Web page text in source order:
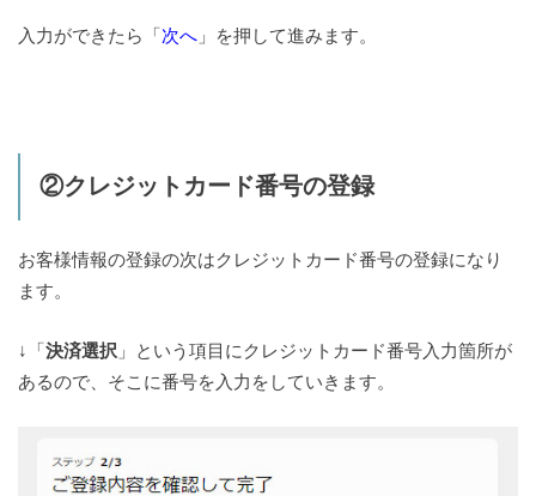
入力ができたら「次へ 」を押して進みます。
②クレジットカード番号の登録
お客様情報の登録の次はクレジットカード番号の登録になり
ます。
↓「決済選択 」という項目にクレジットカード番号入力箇所が
あるので、そこに番号を入力をしていきます。